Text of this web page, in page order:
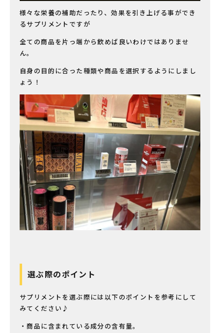
様々な栄養の補助だったり、効果を引き上げる事ができ
るサプリメントですが
全ての商品を片っ端から飲めば良いわけではありませ
ん。
自身の目的に合った種類や商品を選択するようにしまし
ょう！
選ぶ際のポイント
サプリメントを選ぶ際には以下のポイントを参考にして
みてください♪
・商品に含まれている成分の含有量。